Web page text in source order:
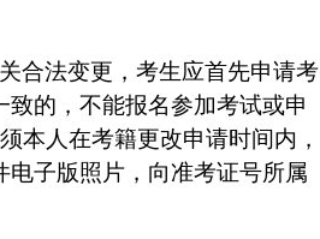
合法变更，考生应首先申请考
的，不能报名参加考试或申
须本人在考籍更改申请时间内，
子版照片，向准考证号所属